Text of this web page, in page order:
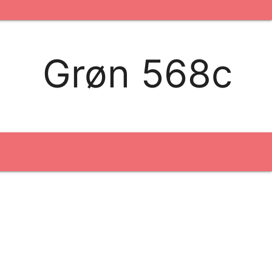
Grøn 568c